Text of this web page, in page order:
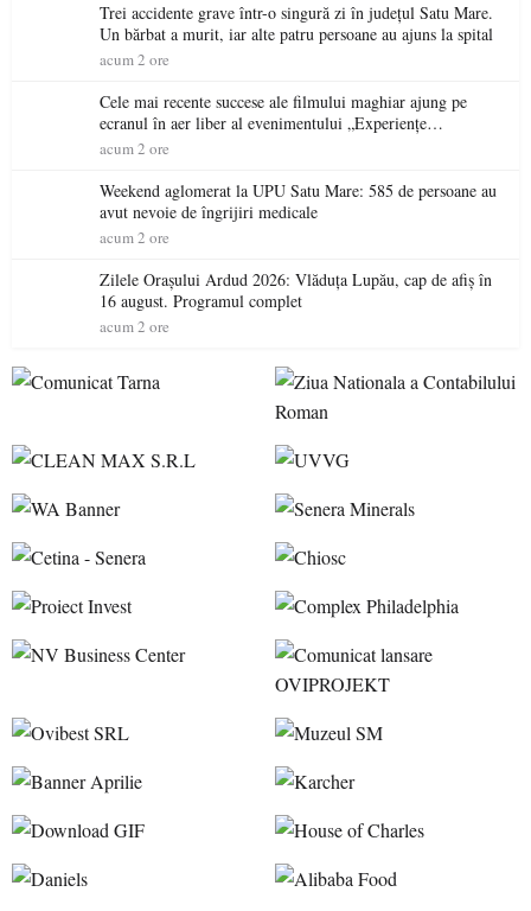
Trei accidente grave într-o singură zi în județul Satu Mare.
Un bărbat a murit, iar alte patru persoane au ajuns la spital
acum 2 ore
Cele mai recente succese ale filmului maghiar ajung pe
ecranul în aer liber al evenimentului „Experiențe
cinematografice Partium”
acum 2 ore
Weekend aglomerat la UPU Satu Mare: 585 de persoane au
avut nevoie de îngrijiri medicale
acum 2 ore
Zilele Orașului Ardud 2026: Vlăduța Lupău, cap de afiș în
16 august. Programul complet
acum 2 ore